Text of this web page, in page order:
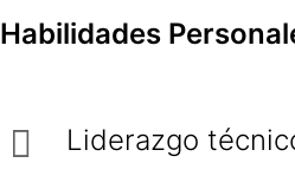
Habilidades
Liderazgo